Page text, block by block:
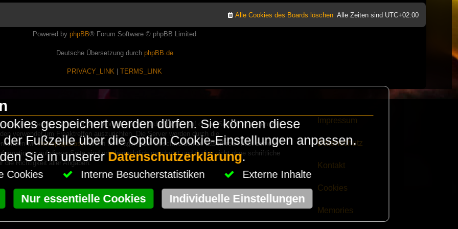
Alle Zeiten sind UTC+02:00
Alle Cookies des Boards löschen
Powered by phpBB® Forum Software © phpBB Limited
Deutsche Übersetzung durch phpBB.de
PRIVACY_LINK TERMS_LINK
Wir sind nicht kommerziell und die Banner auf dieser Seite finanzieren die
verwendet um Freaktreffen auszurichten. Die Server werden durch die
wirHomepageEasy. Wenn Ihr Fragen oder Beschwerden zu LaserFreak habt schickt
auf dieser Seite sind urheberrechtlich geschützt und dürfen nicht ohne schriftliche
die Richtigkeit aller Angaben.
Impressum
Datenschutz
Kontakt
Cookies
Memories
gespeichert werden dürfen. Sie können diese
Fußzeile über die Option Cookie-Einstellungen anpassen.
Sie in unsererDatenschutzerklärung.
Cookies Interne Besucherstatistiken Externe Inhalte
Nur essentielle Cookies Individuelle Einstellungen